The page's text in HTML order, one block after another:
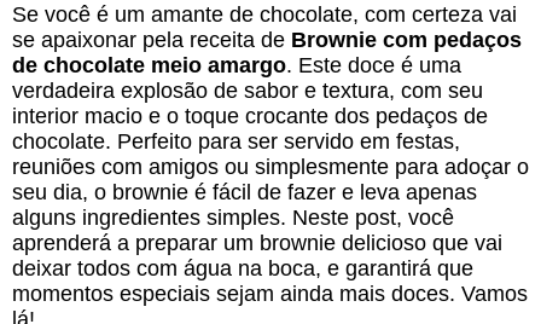
Se você é um amante de chocolate, com certeza vai
se apaixonar pela receita de Brownie com pedaços
de chocolate meio amargo. Este doce é uma
verdadeira explosão de sabor e textura, com seu
interior macio e o toque crocante dos pedaços de
chocolate. Perfeito para ser servido em festas,
reuniões com amigos ou simplesmente para adoçar o
seu dia, o brownie é fácil de fazer e leva apenas
alguns ingredientes simples. Neste post, você
aprenderá a preparar um brownie delicioso que vai
deixar todos com água na boca, e garantirá que
momentos especiais sejam ainda mais doces. Vamos
lá!